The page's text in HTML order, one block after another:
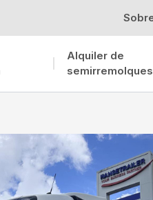
Alquiler de
semirremolques